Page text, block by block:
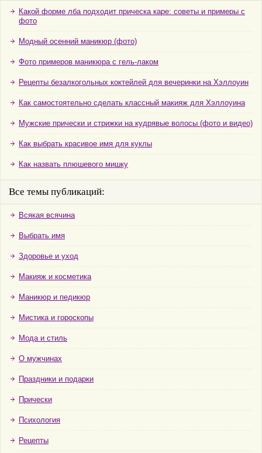
Какой форме лба подходит прическа каре: советы и примеры с
фото
Модный осенний маникюр (фото)
Фото примеров маникюра с гель-лаком
Рецепты безалкогольных коктейлей для вечеринки на Хэллоуин
Как самостоятельно сделать классный макияж для Хэллоуина
Мужские прически и стрижки на кудрявые волосы (фото и видео)
Как выбрать красивое имя для куклы
Как назвать плюшевого мишку
Все темы публикаций:
Всякая всячина
Выбрать имя
Здоровье и уход
Макияж и косметика
Маникюр и педикюр
Мистика и гороскопы
Мода и стиль
О мужчинах
Праздники и подарки
Прически
Психология
Рецепты